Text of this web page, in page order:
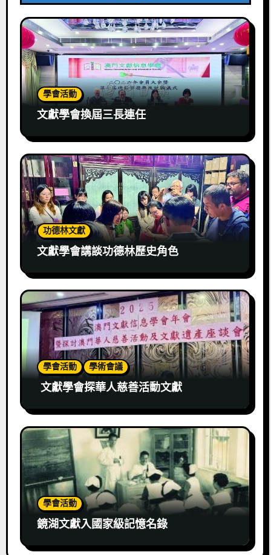
學會活動
文獻學會換屆三長連任
功德林文獻
文獻學會講談功德林歷史角色
學會活動 學術會議
文獻學會探華人慈善活動文獻
學會活動
鏡湖文獻入國家級記憶名錄